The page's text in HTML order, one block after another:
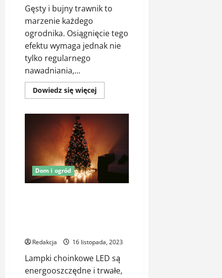
Gęsty i bujny trawnik to
marzenie każdego
ogrodnika. Osiągnięcie tego
efektu wymaga jednak nie
tylko regularnego
nawadniania,...
Dowiedz się więcejDowiedz
się
warto
Dom i ogród
Redakcja 16 listopada, 2023
Lampki choinkowe LED są
energooszczędne i trwałe,